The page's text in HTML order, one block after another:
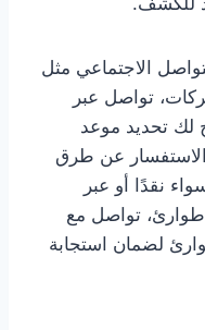
الاجتماعي مثل
تواصل عبر
لك تحديد موعد
عن طرق
نقدًا أو عبر
طوارئ، تواصل مع
لضمان استجابة